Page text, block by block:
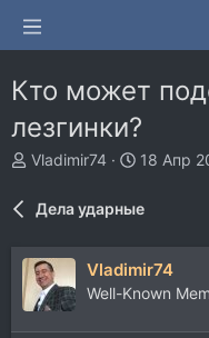
Кто может
лезгинки?
А
о
р
т
е
м
Vladimir74
Д
н
а
18 Апр
Дела ударные
Vladimir74
Well-Known